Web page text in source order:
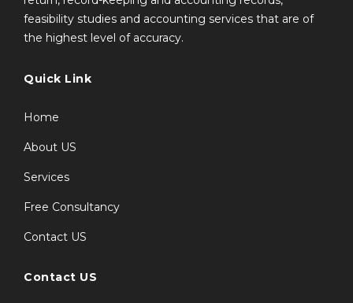
feasibility studies and accounting services that are of
the highest level of accuracy.
Quick Link
Home
About US
Services
Free Consultancy
Contact US
Contact US